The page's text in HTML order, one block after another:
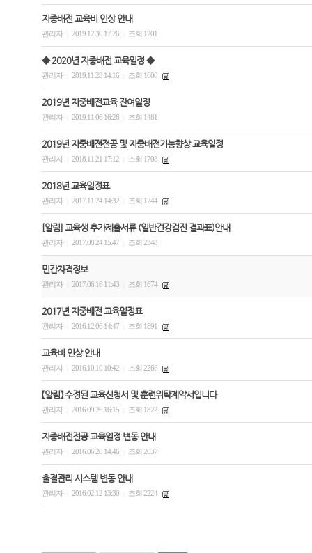
지중배전 교육비 인상 안내
관리자 2019.12.30 17:26 조회 1201
◆ 2020년 지중배전 교육일정 ◆
관리자 2019.11.28 14:16 조회 1600
2019년 지중배전교육 잔여일정
관리자 2019.11.06 16:26 조회 1481
2019년 지중배전전공 및 지중배전기능향상 교육일정
관리자 2018.11.21 17:12 조회 1708
2018년 교육일정표
관리자 2017.11.24 14:32 조회 1744
[알림] 교육생 추가제출서류 (일반건강검진 결과표)안내
관리자 2017.08.24 15:47 조회 2348
민간자격정보
관리자 2017.06.16 11:43 조회 1674
2017년 지중배전 교육일정표
관리자 2016.12.06 14:47 조회 1891
교육비 인상 안내
관리자 2016.10.10 10:42 조회 2266
【알림】 수정된 교육신청서 및 훈련위탁계약서입니다
관리자 2016.09.26 16:15 조회 1822
지중배전전공 교육일정 변동 안내
관리자 2016.06.20 14:46 조회 2037
출결관리 시스템 변동 안내
관리자 2016.02.12 13:30 조회 2224